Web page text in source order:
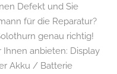
Defekt und Sie
für die Reparatur?
genau richtig!
anbieten: Display
Akku / Batterie